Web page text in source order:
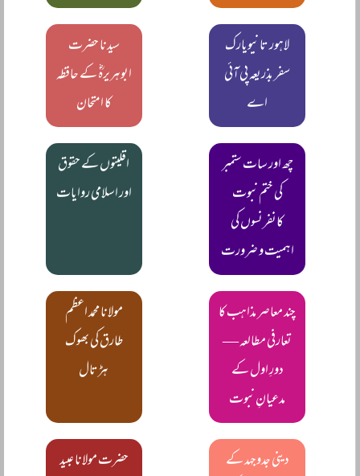
لاہور تا نیویارک
سفر بذریعہ پی آئی
اے
سیدنا حضرت
ابوہریرہؓ کے حافظہ
کا امتحان
چھ اور سات ستمبر
کی ختم نبوت
کانفرنسوں کی
اہمیت و ضرورت
اقلیتوں کے حقوق
اور اسلامی روایات
چند معاصر مذاہب کا
تعارفی مطالعہ ―
دورِ اول کے
مدعیانِ نبوت
مولانا محمد اعظم
طارق کی بھوک
ہڑتال
دینی جدوجہد کے
حضرت مولانا عبید